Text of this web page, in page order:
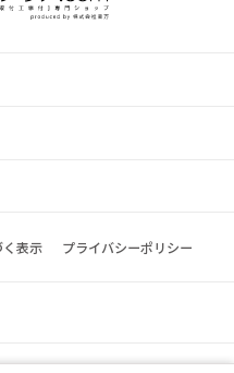
表示 プライバシーポリシー